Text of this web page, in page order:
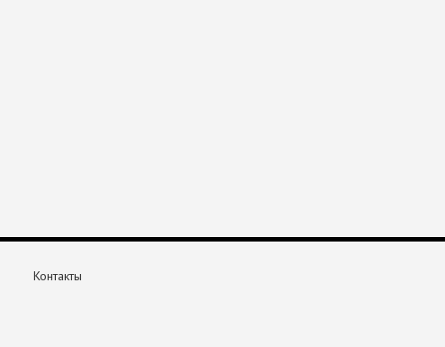
Контакты